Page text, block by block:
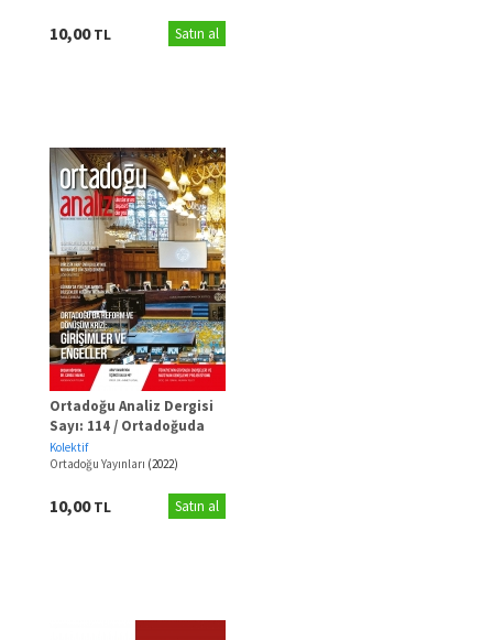
10,00TL Satın al
Ortadoğu Analiz Dergisi
Sayı: 114 / Ortadoğuda
Reform ve Dönüşüm Krizi
Kolektif
Ortadoğu Yayınları (2022)
10,00TL Satın al